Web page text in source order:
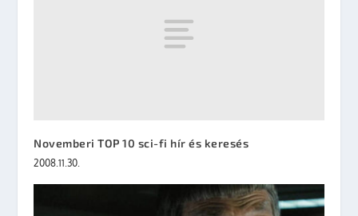
Novemberi TOP 10 sci-fi hír és keresés
2008.11.30.